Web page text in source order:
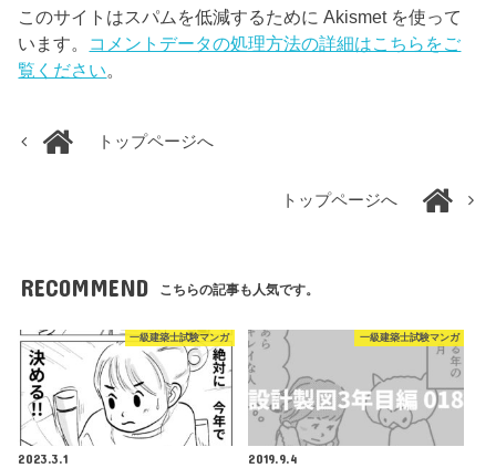
このサイトはスパムを低減するために Akismet を使って
います。 コメントデータの処理方法の詳細はこちらをご
覧ください。
トップページへ
トップページへ
RECOMMEND こちらの記事も人気です。
一級建築士試験マンガ
2023.3.1
一級建築士試験マンガ
2019.9.4